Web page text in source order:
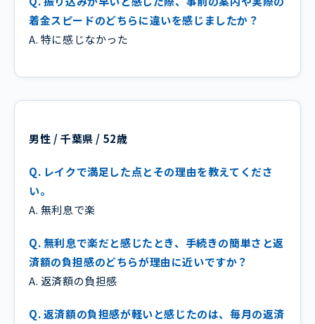
着金スピードのどちらに違いを感じましたか？
A. 特に感じなかった
男性 / 千葉県 / 52歳
Q. レイクで満足した点とその理由を教えてくださ
い。
A. 無利息で楽
Q. 無利息で楽だと感じたとき、手続きの簡単さと返
済額の負担感のどちらが理由に近いですか？
A. 返済額の負担感
Q. 返済額の負担感が軽いと感じたのは、毎月の返済